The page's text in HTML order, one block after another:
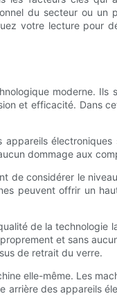
du secteur ou un
votre lecture pour
moderne.
et efficacité. Dans
électroniques
dommage aux
de considérer le
peuvent offrir un
de la technologie
et sans
de retrait du verre.
elle-même. Les
des appareils